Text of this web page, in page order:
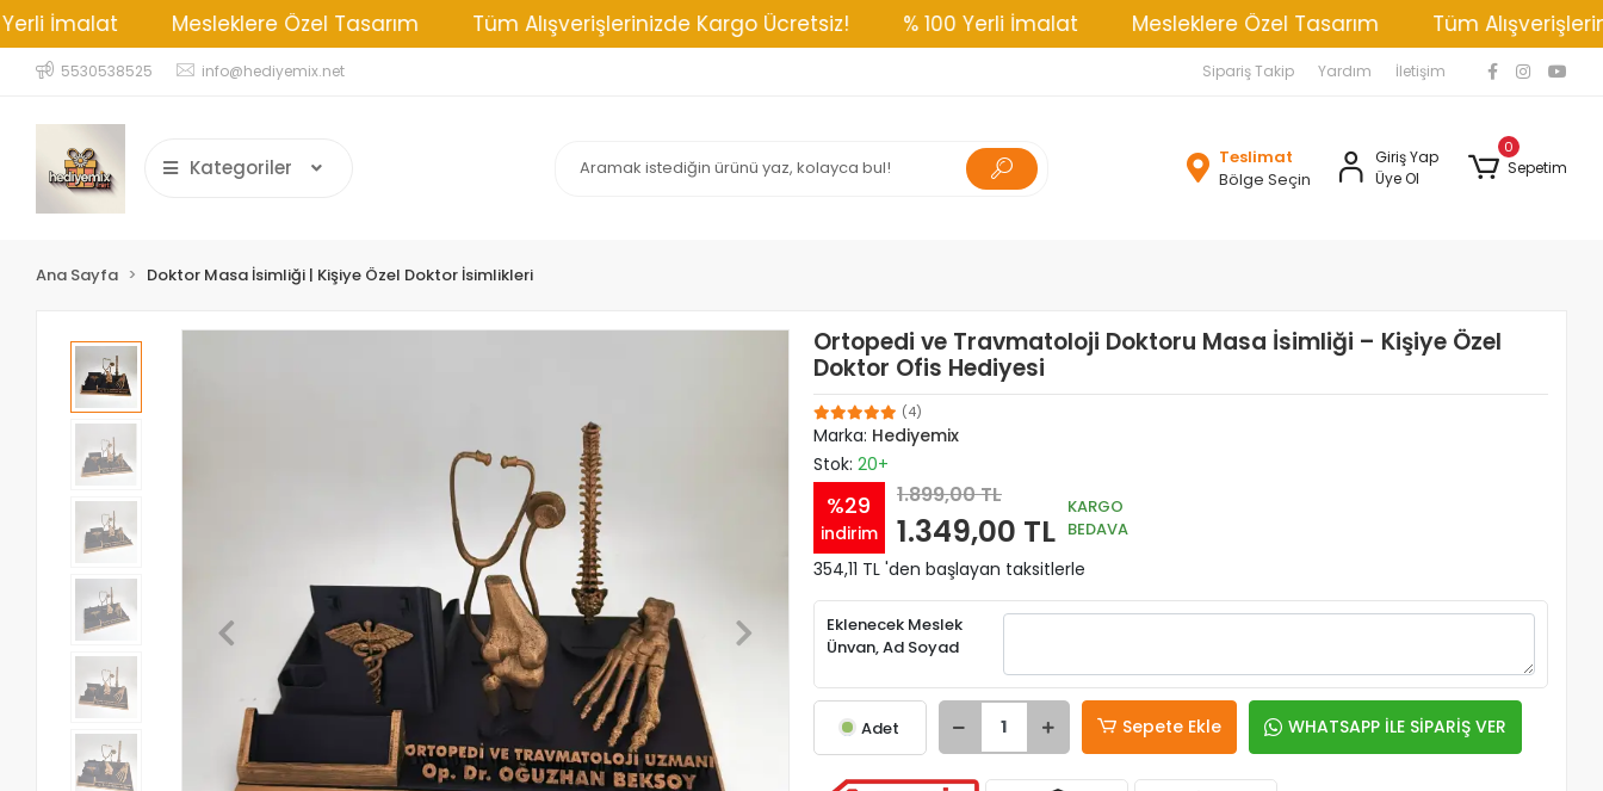
Mesleklere Özel Tasarım Tüm Alışverişlerinizde Kargo Ücretsiz! % 100 Yerli İmalat Mesleklere Özel Tasarım Tüm Alışverişlerinizde
5530538525 info@hediyemix.net Sipariş Takip Yardım İletişim
Kategoriler
Teslimat
Bölge Seçin
Giriş Yap
Üye Ol
0
Sepetim
Ana Sayfa Doktor Masa İsimliği | Kişiye Özel Doktor İsimlikleri
Ortopedi ve Travmatoloji Doktoru Masa İsimliği – Kişiye Özel
Doktor Ofis Hediyesi
(4)
Marka: Hediyemix
Stok: 20+
%29
indirim
1.899,00 TL
1.349,00 TL
KARGO
BEDAVA
354,11 TL 'den başlayan taksitlerle
Eklenecek Meslek
Ünvan, Ad Soyad
Adet Sepete Ekle WHATSAPP İLE SİPARİŞ VER